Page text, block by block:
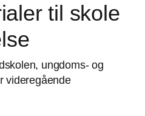
til skole
ungdoms- og
videregående